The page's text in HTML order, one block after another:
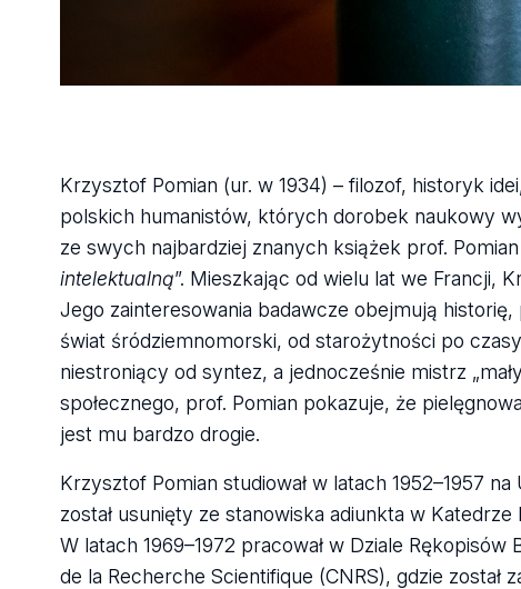
Krzysztof Pomian (ur. w 1934) – filozof, historyk
polskich humanistów, których dorobek naukowy
ze swych najbardziej znanych książek prof. Pomian
intelektualną”. Mieszkając od wielu lat we Francji,
Jego zainteresowania badawcze obejmują
świat śródziemnomorski, od starożytności po
niestroniący od syntez, a jednocześnie mistrz
społecznego, prof. Pomian pokazuje, że
jest mu bardzo drogie.
Krzysztof Pomian studiował w latach 1952–1957
został usunięty ze stanowiska adiunkta w
W latach 1969–1972 pracował w Dziale
de la Recherche Scientifique (CNRS), gdzie